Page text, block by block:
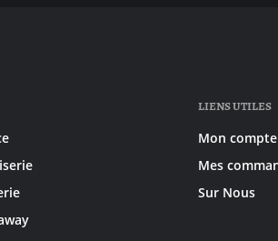
LIENS UTILES
Mon compte
Mes
Sur Nous